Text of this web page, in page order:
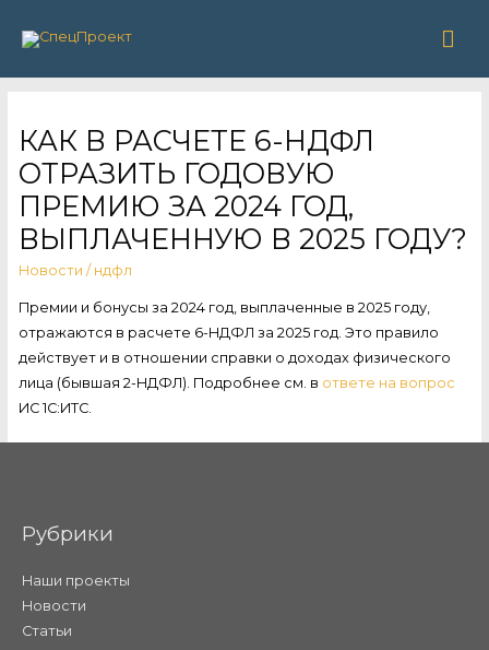
КАК В РАСЧЕТЕ 6-НДФЛ
ОТРАЗИТЬ ГОДОВУЮ
ПРЕМИЮ ЗА 2024 ГОД,
ВЫПЛАЧЕННУЮ В 2025 ГОДУ?
Новости / ндфл
Премии и бонусы за 2024 год, выплаченные в 2025 году,
отражаются в расчете 6-НДФЛ за 2025 год. Это правило
действует и в отношении справки о доходах физического
лица (бывшая 2-НДФЛ). Подробнее см. в ответе на вопрос
ИС 1С:ИТС.
Рубрики
Наши проекты
Новости
Статьи